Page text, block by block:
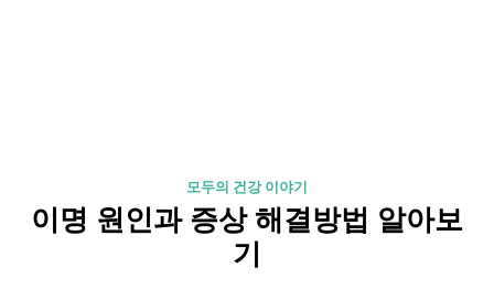
모두의 건강 이야기
이명 원인과 증상 해결방법 알아보
기